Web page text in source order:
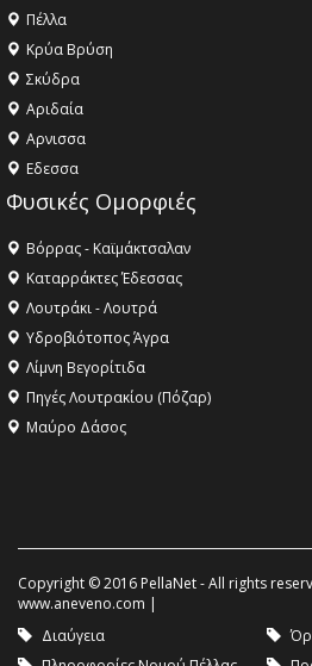
Πέλλα
Κρύα Βρύση
Σκύδρα
Αριδαία
Aρνισσα
Eδεσσα
Φυσικές Ομορφιές
Βόρρας - Καϊμάκτσαλαν
Καταρράκτες Έδεσσας
Λουτράκι - Λουτρά
Υδροβιότοπος Άγρα
Λίμνη Βεγορίτιδα
Πηγές Λουτρακίου (Πόζαρ)
Μαύρο Δάσος
Copyright © 2016 PellaNet - All rights
www.aneveno.com |
Διαύγεια